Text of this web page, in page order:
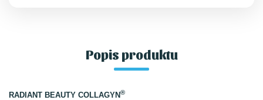
Popis produktu
RADIANT BEAUTY COLLAGYN®